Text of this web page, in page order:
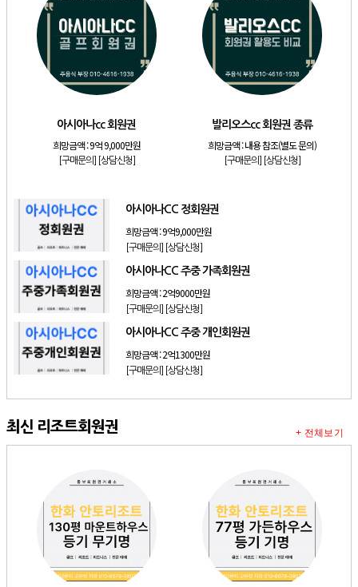
[골프]아시아나CC 주중 개인회원권
[리조트] 안토 88평 파크하우스 법인 무기명 등기제
디오션 통합 회원권
비에이비스타cc 회원권 종류(무기명)
안토리조트 마운트하우스 130평 개인 기명
한화 안토 77평 등기 기명
[리조트] 한화리조트 스위트 회원제 무기명
아시아나cc 회원권
희망금액 :9억 9,000만원
[구매문의] [상담신청]
발리오스cc 회원권 종류
희망금액 :내용 참조(별도 문의)
[구매문의] [상담신청]
아시아나CC 정회원권
희망금액 :9억9,000만원
[구매문의] [상담신청]
아시아나CC 주중 가족회원권
희망금액 :2억9000만원
[구매문의] [상담신청]
아시아나CC 주중 개인회원권
희망금액 :2억1300만원
[구매문의] [상담신청]
최신 리조트회원권 + 전체보기